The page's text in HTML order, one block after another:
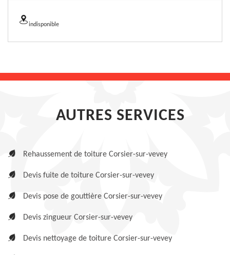
indisponible
AUTRES SERVICES
Rehaussement de toiture Corsier-sur-vevey
Devis fuite de toiture Corsier-sur-vevey
Devis pose de gouttière Corsier-sur-vevey
Devis zingueur Corsier-sur-vevey
Devis nettoyage de toiture Corsier-sur-vevey